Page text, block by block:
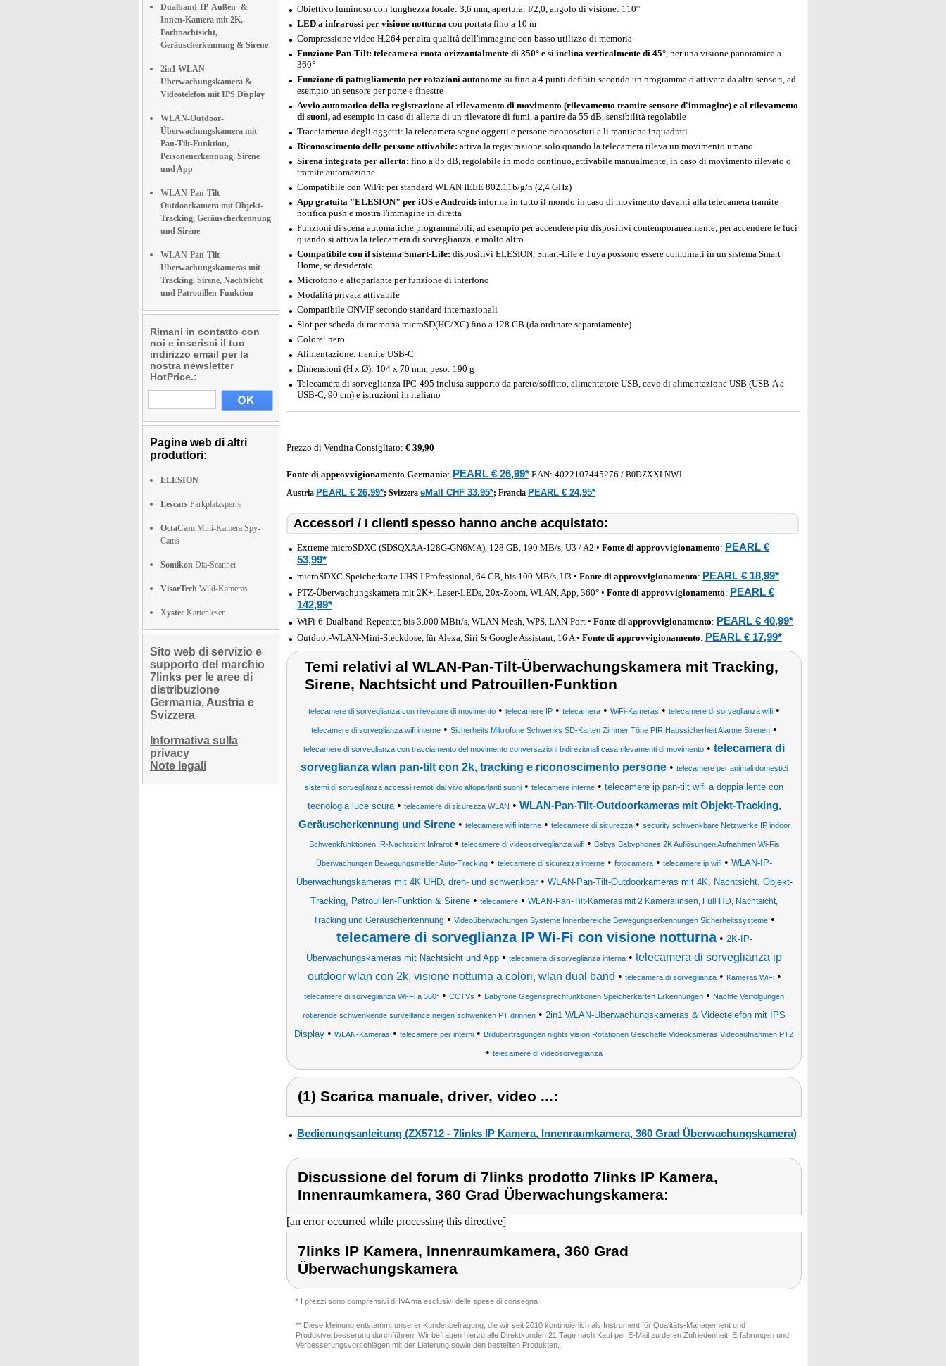
Dualband-IP-Außen- &
Innen-Kamera mit 2K,
Farbnachtsicht,
Geräuscherkennung & Sirene
2in1 WLAN-
Überwachungskamera &
Videotelefon mit IPS Display
WLAN-Outdoor-
Überwachungskamera mit
Pan-Tilt-Funktion,
Personenerkennung, Sirene
und App
WLAN-Pan-Tilt-
Outdoorkamera mit Objekt-
Tracking, Geräuscherkennung
und Sirene
WLAN-Pan-Tilt-
Überwachungskameras mit
Tracking, Sirene, Nachtsicht
und Patrouillen-Funktion
Rimani in contatto con
noi e inserisci il tuo
indirizzo email per la
nostra newsletter
HotPrice.:
Pagine web di altri
produttori:
ELESION
Lescars Parkplatzsperre
OctaCam Mini-Kamera Spy-
Cams
Somikon Dia-Scanner
VisorTech Wild-Kameras
Xystec Kartenleser
Sito web di servizio e
supporto del marchio
7links per le aree di
distribuzione
Germania, Austria e
Svizzera
Informativa sulla
privacy
Note legali
Obiettivo luminoso con lunghezza focale: 3,6 mm, apertura: f/2,0, angolo di visione: 110°
LED a infrarossi per visione notturna con portata fino a 10 m
Compressione video H.264 per alta qualità dell'immagine con basso utilizzo di memoria
Funzione Pan-Tilt: telecamera ruota orizzontalmente di 350° e si inclina verticalmente di 45°, per una visione panoramica a
360°
Funzione di pattugliamento per rotazioni autonome su fino a 4 punti definiti secondo un programma o attivata da altri sensori, ad
esempio un sensore per porte e finestre
Avvio automatico della registrazione al rilevamento di movimento (rilevamento tramite sensore d'immagine) e al rilevamento
di suoni, ad esempio in caso di allerta di un rilevatore di fumi, a partire da 55 dB, sensibilità regolabile
Tracciamento degli oggetti: la telecamera segue oggetti e persone riconosciuti e li mantiene inquadrati
Riconoscimento delle persone attivabile: attiva la registrazione solo quando la telecamera rileva un movimento umano
Sirena integrata per allerta: fino a 85 dB, regolabile in modo continuo, attivabile manualmente, in caso di movimento rilevato o
tramite automazione
Compatibile con WiFi: per standard WLAN IEEE 802.11b/g/n (2,4 GHz)
App gratuita "ELESION" per iOS e Android: informa in tutto il mondo in caso di movimento davanti alla telecamera tramite
notifica push e mostra l'immagine in diretta
Funzioni di scena automatiche programmabili, ad esempio per accendere più dispositivi contemporaneamente, per accendere le luci
quando si attiva la telecamera di sorveglianza, e molto altro.
Compatibile con il sistema Smart-Life: dispositivi ELESION, Smart-Life e Tuya possono essere combinati in un sistema Smart
Home, se desiderato
Microfono e altoparlante per funzione di interfono
Modalità privata attivabile
Compatibile ONVIF secondo standard internazionali
Slot per scheda di memoria microSD(HC/XC) fino a 128 GB (da ordinare separatamente)
Colore: nero
Alimentazione: tramite USB-C
Dimensioni (H x Ø): 104 x 70 mm, peso: 190 g
Telecamera di sorveglianza IPC-495 inclusa supporto da parete/soffitto, alimentatore USB, cavo di alimentazione USB (USB-A a
USB-C, 90 cm) e istruzioni in italiano
Prezzo di Vendita Consigliato: € 39,90
Fonte di approvvigionamento Germania: PEARL € 26,99* EAN: 4022107445276 / B0DZXXLNWJ
Austria PEARL € 26,99*; Svizzera eMall CHF 33.95*; Francia PEARL € 24,95*
Accessori / I clienti spesso hanno anche acquistato:
Extreme microSDXC (SDSQXAA-128G-GN6MA), 128 GB, 190 MB/s, U3 / A2 • Fonte di approvvigionamento: PEARL €
53,99*
microSDXC-Speicherkarte UHS-I Professional, 64 GB, bis 100 MB/s, U3 • Fonte di approvvigionamento: PEARL € 18,99*
PTZ-Überwachungskamera mit 2K+, Laser-LEDs, 20x-Zoom, WLAN, App, 360° • Fonte di approvvigionamento: PEARL €
142,99*
WiFi-6-Dualband-Repeater, bis 3.000 MBit/s, WLAN-Mesh, WPS, LAN-Port • Fonte di approvvigionamento: PEARL € 40,99*
Outdoor-WLAN-Mini-Steckdose, für Alexa, Siri & Google Assistant, 16 A • Fonte di approvvigionamento: PEARL € 17,99*
Temi relativi al WLAN-Pan-Tilt-Überwachungskamera mit Tracking,
Sirene, Nachtsicht und Patrouillen-Funktion
telecamere di sorveglianza con rilevatore di movimento • telecamere IP • telecamera • WiFi-Kameras • telecamere di sorveglianza wifi •
telecamere di sorveglianza wifi interne • Sicherheits Mikrofone Schwenks SD-Karten Zimmer Töne PIR Haussicherheit Alarme Sirenen •
telecamere di sorveglianza con tracciamento del movimento conversazioni bidirezionali casa rilevamenti di movimento • telecamera di
sorveglianza wlan pan-tilt con 2k, tracking e riconoscimento persone • telecamere per animali domestici
sistemi di sorveglianza accessi remoti dal vivo altoparlanti suoni • telecamere interne • telecamere ip pan-tilt wifi a doppia lente con
tecnologia luce scura• telecamere di sicurezza WLAN • WLAN-Pan-Tilt-Outdoorkameras mit Objekt-Tracking,
Geräuscherkennung und Sirene• telecamere wifi interne• telecamere di sicurezza• security schwenkbare Netzwerke IP indoor
Schwenkfunktionen IR-Nachtsicht Infrarot• telecamere di videosorveglianza wifi• Babys Babyphones 2K Auflösungen Aufnahmen Wi-Fis
Überwachungen Bewegungsmelder Auto-Tracking • telecamere di sicurezza interne • fotocamera • telecamere ip wifi • WLAN-IP-
Überwachungskameras mit 4K UHD, dreh- und schwenkbar• WLAN-Pan-Tilt-Outdoorkameras mit 4K, Nachtsicht, Objekt-
Tracking, Patrouillen-Funktion & Sirene • telecamere • WLAN-Pan-Tilt-Kameras mit 2 Kameralinsen, Full HD, Nachtsicht,
Tracking und Geräuscherkennung • Videoüberwachungen Systeme Innenbereiche Bewegungserkennungen Sicherheitssysteme •
telecamere di sorveglianza IP Wi-Fi con visione notturna• 2K-IP-
Überwachungskameras mit Nachtsicht und App • telecamera di sorveglianza interna • telecamera di sorveglianza ip
outdoor wlan con 2k, visione notturna a colori, wlan dual band • telecamera di sorveglianza• Kameras WiFi•
telecamere di sorveglianza Wi-Fi a 360° • CCTVs • Babyfone Gegensprechfunktionen Speicherkarten Erkennungen • Nächte Verfolgungen
rotierende schwenkende surveillance neigen schwenken PT drinnen • 2in1 WLAN-Überwachungskameras & Videotelefon mit IPS
Display • WLAN-Kameras • telecamere per interni • Bildübertragungen nights vision Rotationen Geschäfte Videokameras Videoaufnahmen PTZ
• telecamere di videosorveglianza
(1) Scarica manuale, driver, video ...:
Bedienungsanleitung (ZX5712 - 7links IP Kamera, Innenraumkamera, 360 Grad Überwachungskamera)
Discussione del forum di 7links prodotto 7links IP Kamera,
Innenraumkamera, 360 Grad Überwachungskamera:
[an error occurred while processing this directive]
7links IP Kamera, Innenraumkamera, 360 Grad
Überwachungskamera
* I prezzi sono comprensivi di IVA ma esclusivi delle spese di consegna
** Diese Meinung entstammt unserer Kundenbefragung, die wir seit 2010 kontinuierlich als Instrument für Qualitäts-Management und
Produktverbesserung durchführen. Wir befragen hierzu alle Direktkunden 21 Tage nach Kauf per E-Mail zu deren Zufriedenheit, Erfahrungen und
Verbesserungsvorschlägen mit der Lieferung sowie den bestellten Produkten.